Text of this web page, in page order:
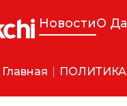
НовостиО
Главная ПОЛИТИКА